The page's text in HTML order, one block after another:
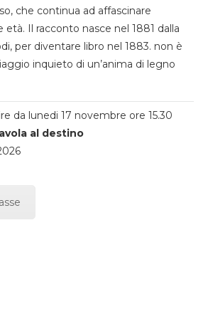
che continua ad affascinare
Il racconto nasce nel 1881 dalla
per diventare libro nel 1883. non è
inquieto di un’anima di legno
da lunedi 17 novembre ore 15.30
al destino